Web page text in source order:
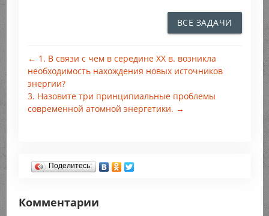
ВСЕ ЗАДАЧИ
← 1. В связи с чем в середине XX в. возникла
необходимость нахождения новых источников
энергии?
3. Назовите три принципиальные проблемы
современной атомной энергетики. →
Поделитесь:
Комментарии